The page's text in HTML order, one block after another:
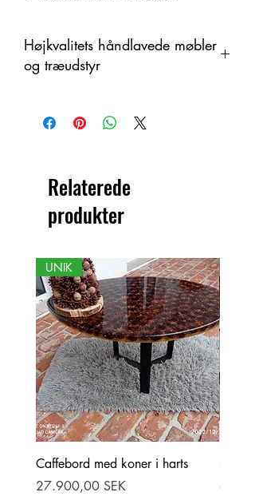
Højkvalitets håndlavede møbler
og træudstyr
et organisk materiale med
farveændringer. Derfor kan der være
Relaterede
produkter
UNIK
Caffebord med koner i harts
Pris
27.900,00 SEK
Stor
Pris